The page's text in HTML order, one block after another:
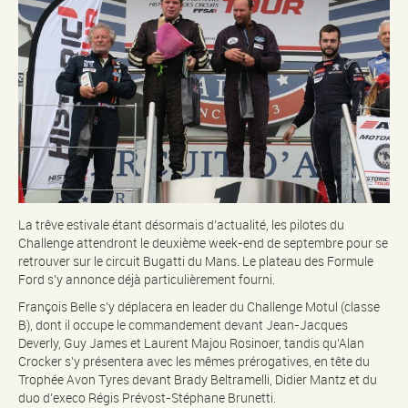
La trêve estivale étant désormais d’actualité, les pilotes du
Challenge attendront le deuxième week-end de septembre pour se
retrouver sur le circuit Bugatti du Mans. Le plateau des Formule
Ford s’y annonce déjà particulièrement fourni.
François Belle s’y déplacera en leader du Challenge Motul (classe
B), dont il occupe le commandement devant Jean-Jacques
Deverly, Guy James et Laurent Majou Rosinoer, tandis qu’Alan
Crocker s’y présentera avec les mêmes prérogatives, en tête du
Trophée Avon Tyres devant Brady Beltramelli, Didier Mantz et du
duo d’execo Régis Prévost-Stéphane Brunetti.